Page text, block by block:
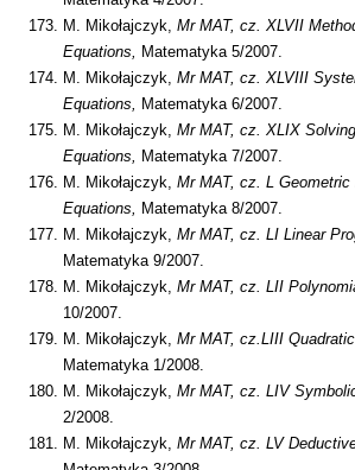
M. Mikołajczyk, Mr MAT, cz. XLVII
Equations, Matematyka 5/2007.
M. Mikołajczyk, Mr MAT, cz. XLVIII
Equations, Matematyka 6/2007.
M. Mikołajczyk, Mr MAT, cz. XLIX
Equations, Matematyka 7/2007.
M. Mikołajczyk, Mr MAT, cz. L Geometric
Equations, Matematyka 8/2007.
M. Mikołajczyk, Mr MAT, cz. LI Linear
Matematyka 9/2007.
M. Mikołajczyk, Mr MAT, cz. LII
10/2007.
M. Mikołajczyk, Mr MAT, cz.LIII
Matematyka 1/2008.
M. Mikołajczyk, Mr MAT, cz. LIV
2/2008.
M. Mikołajczyk, Mr MAT, cz. LV